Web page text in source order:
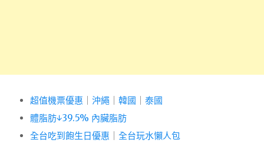
超值機票優惠 沖繩 韓國
泰國
體脂肪↓39.5% 內臟脂肪
全台吃到飽生日優惠
全台玩水懶人包